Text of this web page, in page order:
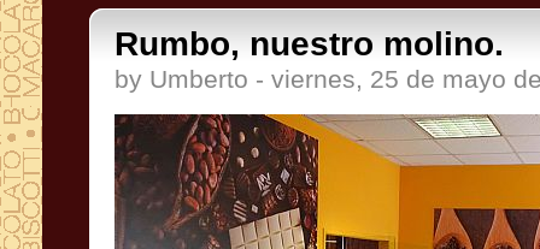
Rumbo, nuestro molino.
by Umberto - viernes, 25 de mayo